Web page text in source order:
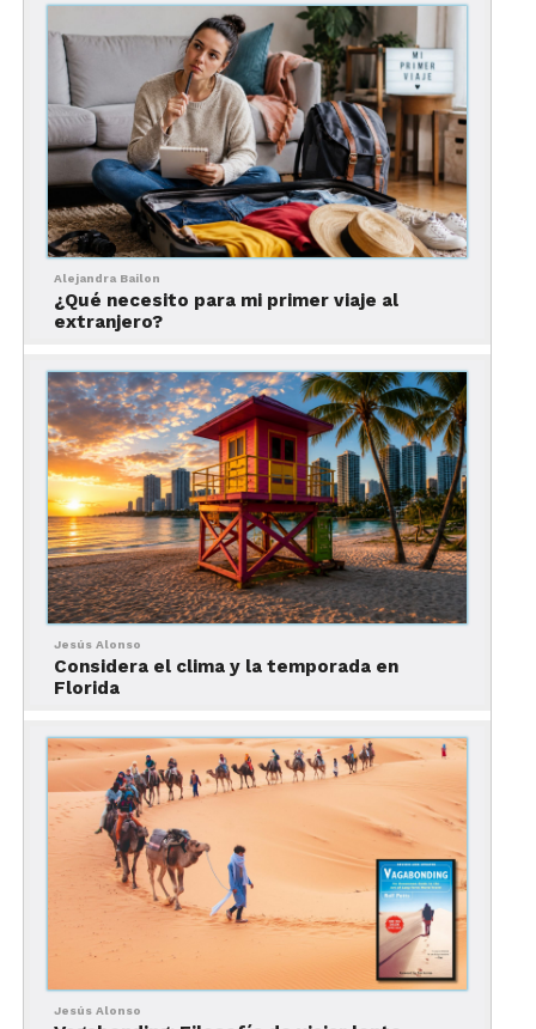
Las maletas rígidas son las
más duraderas
Las maletas rígidas están hechas de materiales
como polipropileno y policarbonato, por lo que
resisten el paso de los años.
Sobre el peso y sobre
exceso de equipaje
De igual forma, las maletas rígidas son ideales si
eres de esas personas que no tienen límite y
tampoco quieren pagar exceso de equipaje. Son
una arma de doble filo ya que la forma en que se
contenido; aunque abrirla implica que necesitas
un espacio mayor para hacerlo.
Alejandra Bailon
¿Qué necesito para mi primer viaje al
extranjero?
Jesús Alonso
Considera el clima y la temporada en
Florida
Jesús Alonso